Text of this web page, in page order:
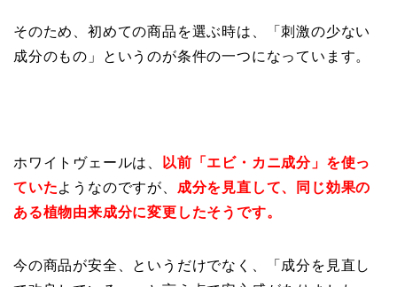
そのため、初めての商品を選ぶ時は、「刺激の少ない
成分のもの」というのが条件の一つになっています。
ホワイトヴェールは、 以前「エビ・カニ成分」を使っ
ていたようなのですが、 成分を見直して、同じ効果の
ある植物由来成分に変更したそうです。
今の商品が安全、というだけでなく、
「成分を見直し